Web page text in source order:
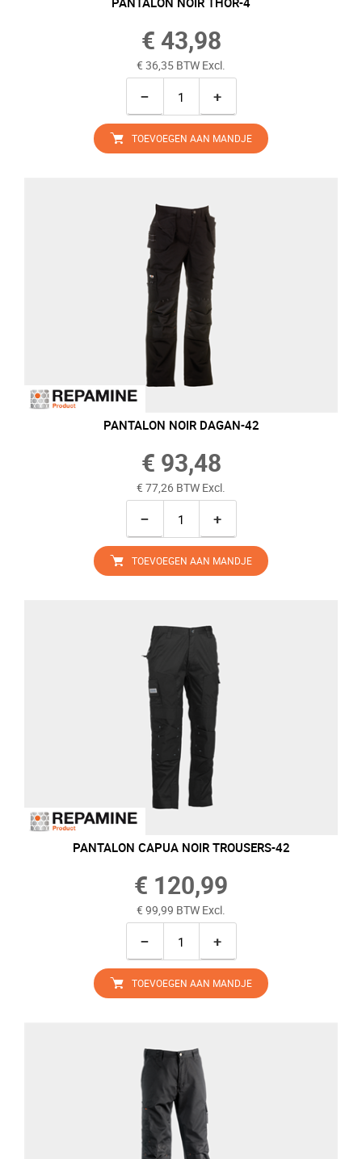
€ 43,98
€ 36,35 BTW Excl.
− +
TOEVOEGEN AAN MANDJE
PANTALON NOIR DAGAN-42
€ 93,48
€ 77,26 BTW Excl.
− +
TOEVOEGEN AAN MANDJE
PANTALON CAPUA NOIR TROUSERS-42
€ 120,99
€ 99,99 BTW Excl.
− +
TOEVOEGEN AAN MANDJE